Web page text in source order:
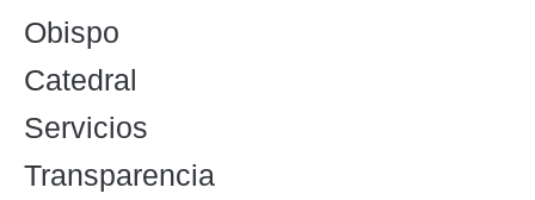
Obispo
Catedral
Servicios
Transparencia